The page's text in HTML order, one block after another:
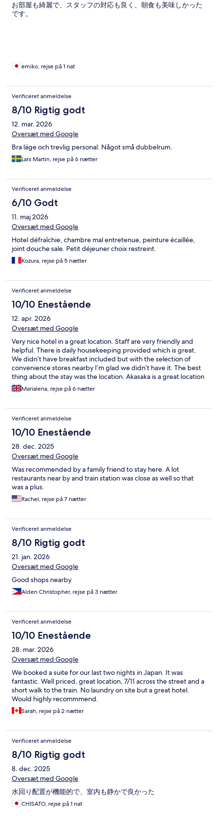
お部屋も綺麗で、スタッフの対応も良く、朝食も美味しかった
です。
emiko, rejse på 1 nat
Verificeret anmeldelse
8/10 Rigtig godt
12. mar. 2026
Oversæt med Google
Bra läge och trevlig personal. Något små dubbelrum.
Lars Martin, rejse på 6 nætter
Verificeret anmeldelse
6/10 Godt
11. maj 2026
Oversæt med Google
Hotel défraîchie, chambre mal entretenue, peinture écaillée,
joint douche sale. Petit déjeuner choix restreint.
Kozura, rejse på 5 nætter
Verificeret anmeldelse
10/10 Enestående
12. apr. 2026
Oversæt med Google
Very nice hotel in a great location. Staff are very friendly and
helpful. There is daily housekeeping provided which is great.
We didn’t have breakfast included but with the selection of
convenience stores nearby I’m glad we didn’t have it. The best
thing about the stay was the location. Akasaka is a great location
to stay with 3 different metro stations within walking distance!
Couldn’t have found a better location for our first stay in Tokyo!
Marialena, rejse på 6 nætter
Verificeret anmeldelse
10/10 Enestående
28. dec. 2025
Oversæt med Google
Was recommended by a family friend to stay here. A lot
restaurants near by and train station was close as well so that
was a plus.
Rachel, rejse på 7 nætter
Verificeret anmeldelse
8/10 Rigtig godt
21. jan. 2026
Oversæt med Google
Good shops nearby
Alden Christopher, rejse på 3 nætter
Verificeret anmeldelse
10/10 Enestående
28. mar. 2026
Oversæt med Google
We booked a suite for our last two nights in Japan. It was
fantastic. Well priced, great location, 7/11 across the street and a
short walk to the train. No laundry on site but a great hotel.
Would highly recommmend.
Sarah, rejse på 2 nætter
Verificeret anmeldelse
8/10 Rigtig godt
8. dec. 2025
Oversæt med Google
水回り配置が機能的で、室内も静かで良かった
CHISATO, rejse på 1 nat